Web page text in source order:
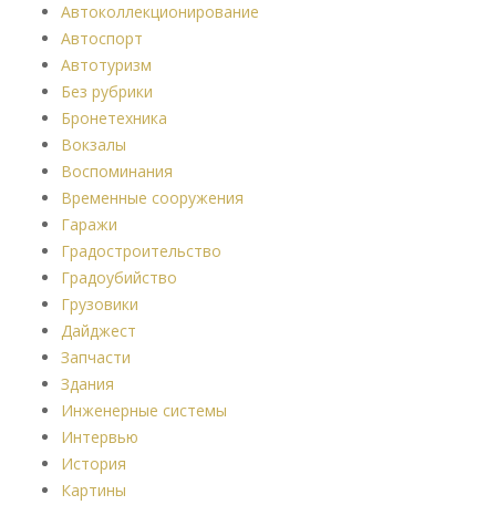
Автоколлекционирование
Автоспорт
Автотуризм
Без рубрики
Бронетехника
Вокзалы
Воспоминания
Временные сооружения
Гаражи
Градостроительство
Градоубийство
Грузовики
Дайджест
Запчасти
Здания
Инженерные системы
Интервью
История
Картины